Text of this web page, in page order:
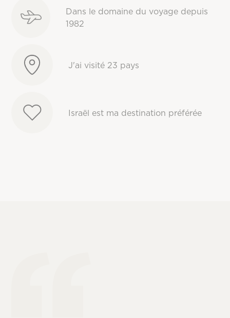
Dans le domaine du voyage depuis
1982
J'ai visité 23 pays
Israël est ma destination préférée